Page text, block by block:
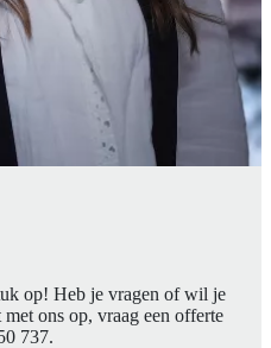
op! Heb je vragen of wil je
ons op, vraag een offerte
737.